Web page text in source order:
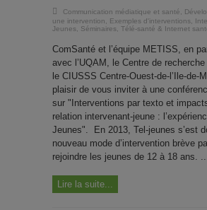
Communication médiatique et santé
une intervention
Exemples d'interventions
Jeunes
Séminaires Télé-santé & Internet
ComSanté et l’équipe METISS, en
avec l’UQAM, le Centre de
le CIUSSS Centre-Ouest-de-l’Ile-de-
plaisir de vous inviter à une
sur "Interventions par texto et
relation intervenant-jeune :
Jeunes". En 2013, Tel-jeunes s’est
nouveau mode d’intervention brève
rejoindre les jeunes de 12 à 18 ans.
Lire la suite...